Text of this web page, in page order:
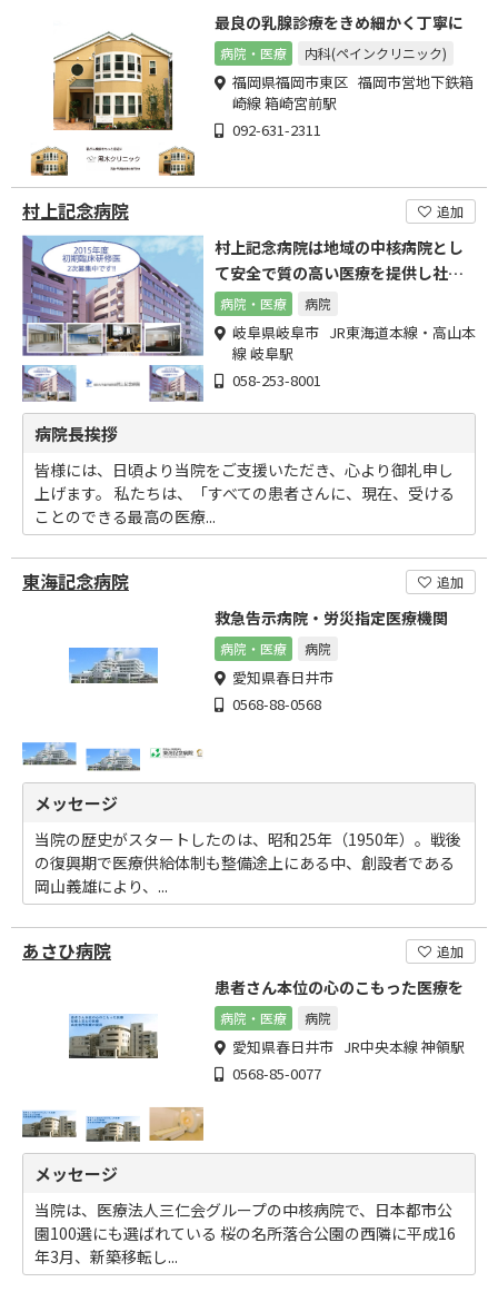
最良の乳腺診療をきめ細かく丁寧に
病院・医療 内科(ペインクリニック)
福岡県福岡市東区 福岡市営地下鉄箱
崎線 箱崎宮前駅
092-631-2311
村上記念病院 追加
村上記念病院は地域の中核病院とし
て安全で質の高い医療を提供し社会
に貢献します
病院・医療 病院
岐阜県岐阜市 JR東海道本線・高山本
線 岐阜駅
058-253-8001
病院長挨拶
皆様には、日頃より当院をご支援いただき、心より御礼申し
上げます。 私たちは、「すべての患者さんに、現在、受ける
ことのできる最高の医療...
東海記念病院 追加
救急告示病院・労災指定医療機関
病院・医療 病院
愛知県春日井市
0568-88-0568
メッセージ
当院の歴史がスタートしたのは、昭和25年（1950年）。戦後
の復興期で医療供給体制も整備途上にある中、創設者である
岡山義雄により、...
あさひ病院 追加
患者さん本位の心のこもった医療を
病院・医療 病院
愛知県春日井市 JR中央本線 神領駅
0568-85-0077
メッセージ
当院は、医療法人三仁会グループの中核病院で、日本都市公
園100選にも選ばれている 桜の名所落合公園の西隣に平成16
年3月、新築移転し...